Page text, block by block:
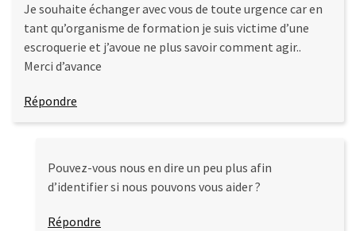
Je souhaite échanger avec vous de toute urgence car en
tant qu’organisme de formation je suis victime d’une
escroquerie et j’avoue ne plus savoir comment agir..
Merci d’avance
Répondre
Pouvez-vous nous en dire un peu plus afin
d’identifier si nous pouvons vous aider ?
Répondre